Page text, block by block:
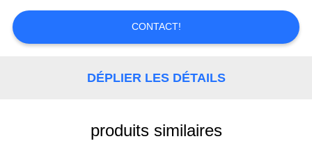
DE
L'USINE
CONTACT!
DÉPLIER LES DÉTAILS
produits similaires